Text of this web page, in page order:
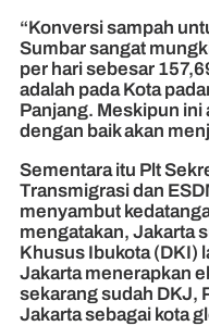
“Konversi sampah
Sumbar sangat
per hari sebesar
adalah pada Kota
Panjang. Meskipun ini
dengan baik akan
Sementara itu Plt
Transmigrasi dan
menyambut
mengatakan, Jakarta
Khusus Ibukota (DKI)
Jakarta menerapkan
sekarang sudah DKJ,
Jakarta sebagai kota